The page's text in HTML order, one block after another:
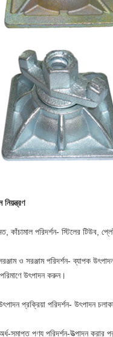
নিয়ন্ত্রণ
কাঁচামাল পরিদর্শন- স্টিলের টিউব,
ও সরঞ্জাম পরিদর্শন- ব্যাপক
উৎপাদন করুন।
প্রক্রিয়া পরিদর্শন- উৎপাদন
সমাপ্ত পণ্য পরিদর্শন-উত্পাদন করার